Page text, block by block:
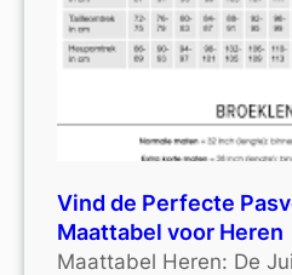
Vind de Perfecte
Maattabel voor Heren
Maattabel Heren: De